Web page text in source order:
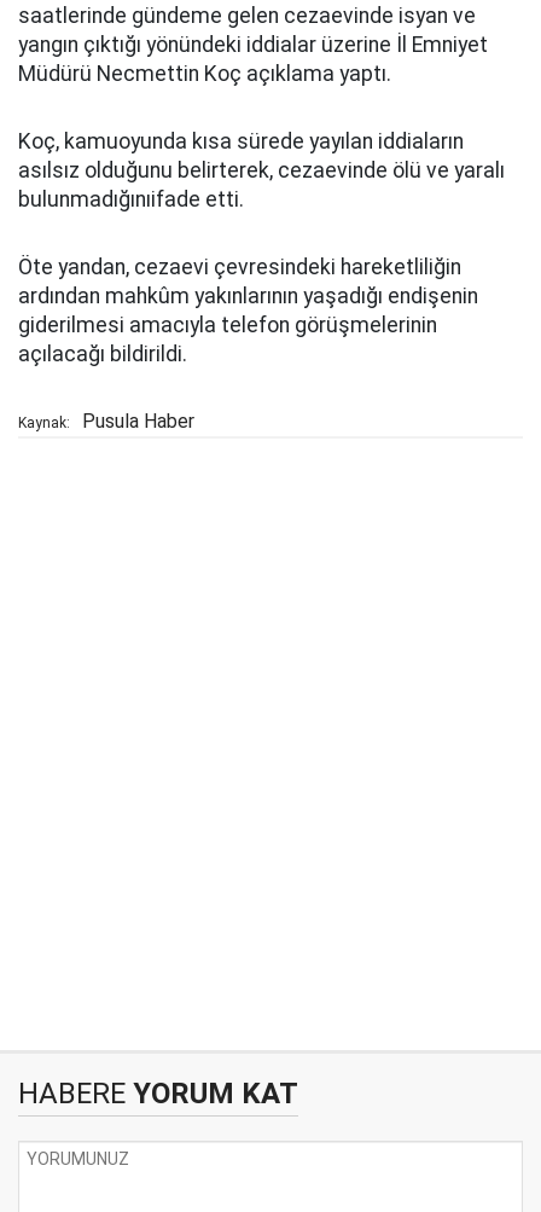
saatlerinde gündeme gelen cezaevinde isyan ve
yangın çıktığı yönündeki iddialar üzerine İl Emniyet
Müdürü Necmettin Koç açıklama yaptı.
Koç, kamuoyunda kısa sürede yayılan iddiaların
asılsız olduğunu belirterek, cezaevinde ölü ve yaralı
bulunmadığınıifade etti.
Öte yandan, cezaevi çevresindeki hareketliliğin
ardından mahkûm yakınlarının yaşadığı endişenin
giderilmesi amacıyla telefon görüşmelerinin
açılacağı bildirildi.
Kaynak: Pusula Haber
HABERE YORUM KAT